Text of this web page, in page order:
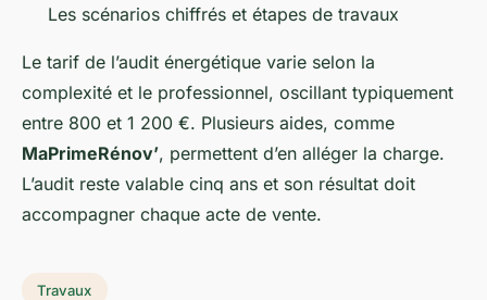
Les scénarios chiffrés et étapes de travaux
Le tarif de l’audit énergétique varie selon la
complexité et le professionnel, oscillant typiquement
entre 800 et 1 200 €. Plusieurs aides, comme
MaPrimeRénov’, permettent d’en alléger la charge.
L’audit reste valable cinq ans et son résultat doit
accompagner chaque acte de vente.
Travaux